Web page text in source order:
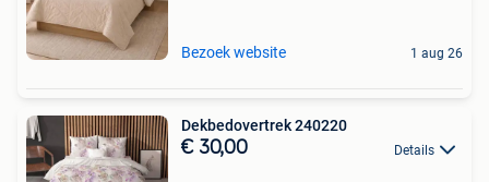
Bezoek website 1 aug 26
Dekbedovertrek 240220
€ 30,00 Details